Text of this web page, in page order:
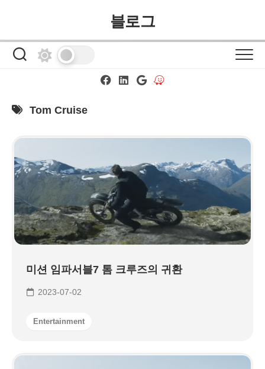
블로그
Tom Cruise
미션 임파서블7 톰 크루즈의 귀환
2023-07-02
Entertainment